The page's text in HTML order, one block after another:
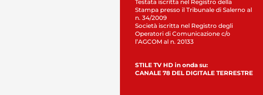
Testata iscritta nel Registro della
Stampa presso il Tribunale di Salerno al
n. 34/2009
Società iscritta nel Registro degli
Operatori di Comunicazione c/o
l’AGCOM al n. 20133
STILE TV HD in onda su:
CANALE 78 DEL DIGITALE TERRESTRE